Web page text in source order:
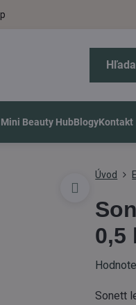
Mini Beauty HubBlogyKontakt
Úvod
0,5
Sonett